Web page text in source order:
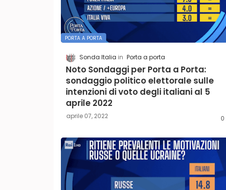
PORTA A PORTA
Sonda Italia Porta a porta
Noto Sondaggi per Porta a Porta:
sondaggio politico elettorale sulle
intenzioni di voto degli italiani al 5
aprile 2022
aprile 07, 2022 0